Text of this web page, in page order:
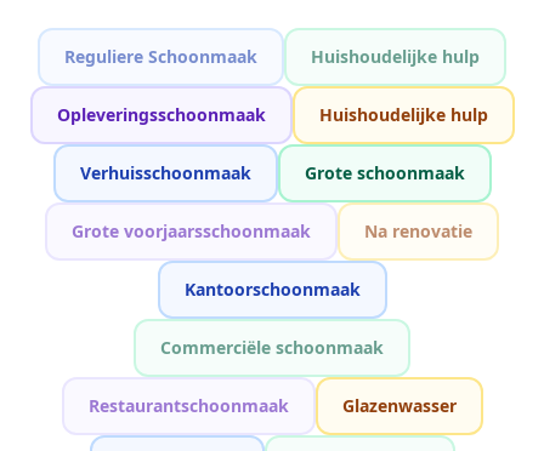
Reguliere Schoonmaak Huishoudelijke hulp
Opleveringsschoonmaak Huishoudelijke hulp
Verhuisschoonmaak Grote schoonmaak
Grote voorjaarsschoonmaak Na renovatie
Kantoorschoonmaak
Commerciële schoonmaak
Restaurantschoonmaak Glazenwasser